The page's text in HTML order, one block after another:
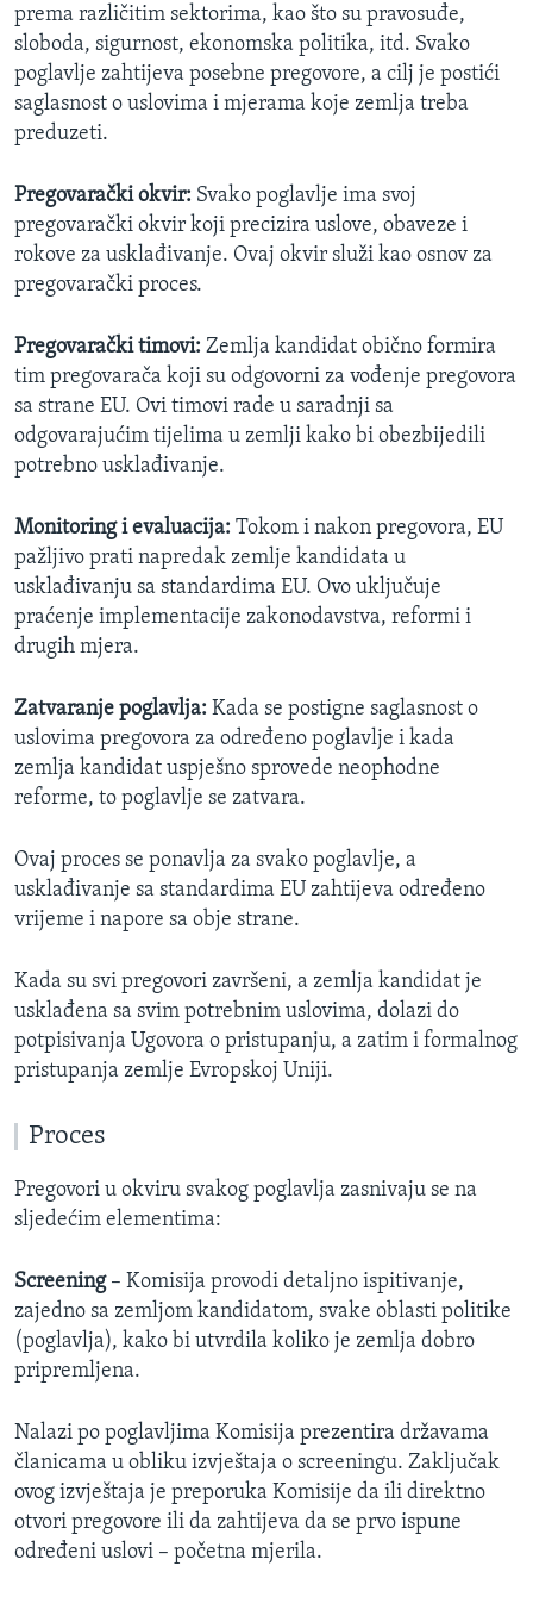
prema različitim sektorima, kao što su pravosuđe,
sloboda, sigurnost, ekonomska politika, itd. Svako
poglavlje zahtijeva posebne pregovore, a cilj je postići
saglasnost o uslovima i mjerama koje zemlja treba
preduzeti.
Pregovarački okvir: Svako poglavlje ima svoj
pregovarački okvir koji precizira uslove, obaveze i
rokove za usklađivanje. Ovaj okvir služi kao osnov za
pregovarački proces.
Pregovarački timovi: Zemlja kandidat obično formira
tim pregovarača koji su odgovorni za vođenje pregovora
sa strane EU. Ovi timovi rade u saradnji sa
odgovarajućim tijelima u zemlji kako bi obezbijedili
potrebno usklađivanje.
Monitoring i evaluacija: Tokom i nakon pregovora, EU
pažljivo prati napredak zemlje kandidata u
usklađivanju sa standardima EU. Ovo uključuje
praćenje implementacije zakonodavstva, reformi i
drugih mjera.
Zatvaranje poglavlja: Kada se postigne saglasnost o
uslovima pregovora za određeno poglavlje i kada
zemlja kandidat uspješno sprovede neophodne
reforme, to poglavlje se zatvara.
Ovaj proces se ponavlja za svako poglavlje, a
usklađivanje sa standardima EU zahtijeva određeno
vrijeme i napore sa obje strane.
Kada su svi pregovori završeni, a zemlja kandidat je
usklađena sa svim potrebnim uslovima, dolazi do
potpisivanja Ugovora o pristupanju, a zatim i formalnog
pristupanja zemlje Evropskoj Uniji.
Proces
Pregovori u okviru svakog poglavlja zasnivaju se na
sljedećim elementima:
Screening – Komisija provodi detaljno ispitivanje,
zajedno sa zemljom kandidatom, svake oblasti politike
(poglavlja), kako bi utvrdila koliko je zemlja dobro
pripremljena.
Nalazi po poglavljima Komisija prezentira državama
članicama u obliku izvještaja o screeningu. Zaključak
ovog izvještaja je preporuka Komisije da ili direktno
otvori pregovore ili da zahtijeva da se prvo ispune
određeni uslovi – početna mjerila.